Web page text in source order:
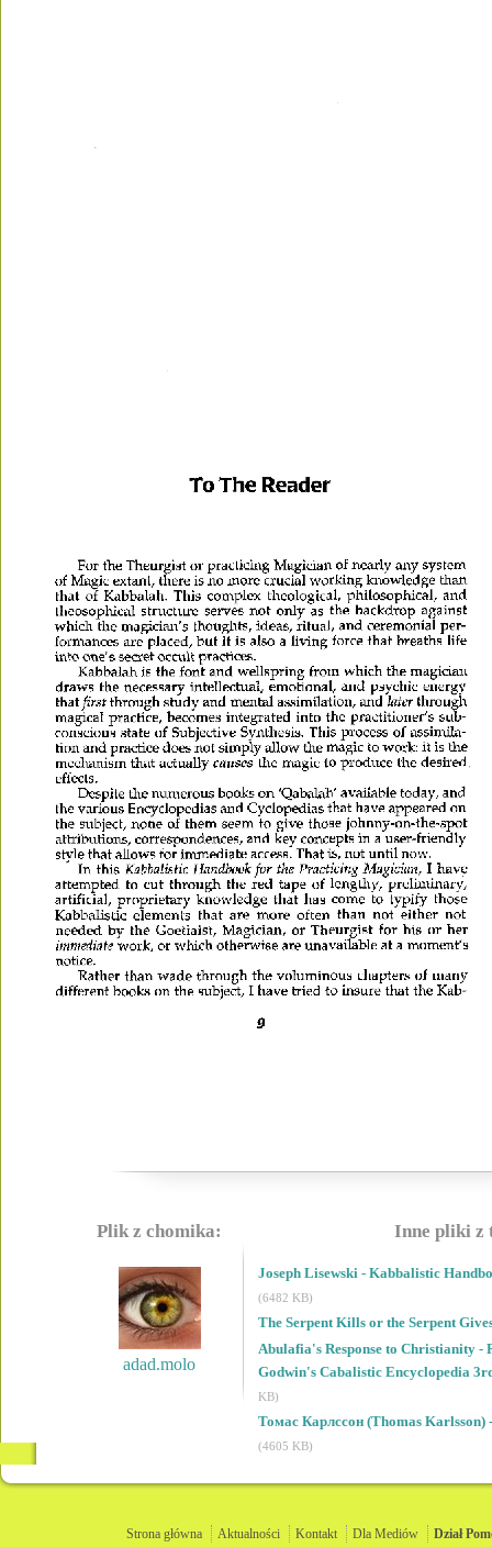
Plik z chomika:
adad.molo
Inne pliki z
Joseph Lisewski - Kabbalistic
(6482 KB)
The Serpent Kills or the Serpent
Abulafia's Response to Christianity -
Godwin's Cabalistic Encyclopedia
KB)
Томас Карлссон (Thomas Karlsson)
(4605 KB)
Strona główna Aktualności Kontakt Dla Mediów Dział